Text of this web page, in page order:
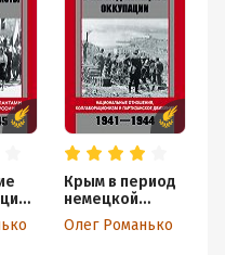
Крым в период
немецкой
оккупации.
Национальные
Олег Романько